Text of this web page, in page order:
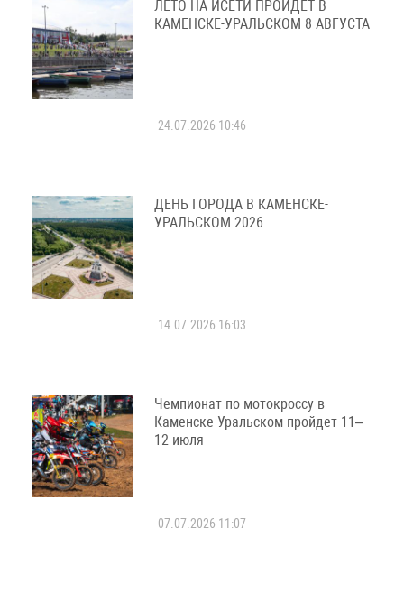
ЛЕТО НА ИСЕТИ ПРОЙДЕТ В
КАМЕНСКЕ-УРАЛЬСКОМ 8 АВГУСТА
24.07.2026 10:46
ДЕНЬ ГОРОДА В КАМЕНСКЕ-
УРАЛЬСКОМ 2026
14.07.2026 16:03
Чемпионат по мотокроссу в
Каменске-Уральском пройдет 11–
12 июля
07.07.2026 11:07